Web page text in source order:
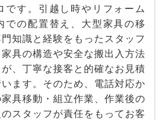
です。引越し時やリフォーム
での配置替え、大型家具の移
知識と経験をもったスタッフ
具の構造や安全な搬出入方法
、丁寧な接客と的確なお見積
ます。そのため、電話対応か
具移動・組立作業、作業後の
スタッフが責任をもってお客